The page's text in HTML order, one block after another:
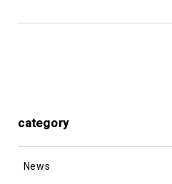
category
News